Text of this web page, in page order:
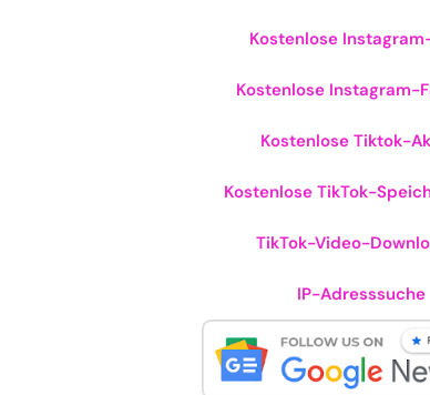
Kostenlose
Kostenlose Instagram-
Kostenlose Tiktok-
Kostenlose TikTok-
TikTok-Video-
IP-Adresssuche